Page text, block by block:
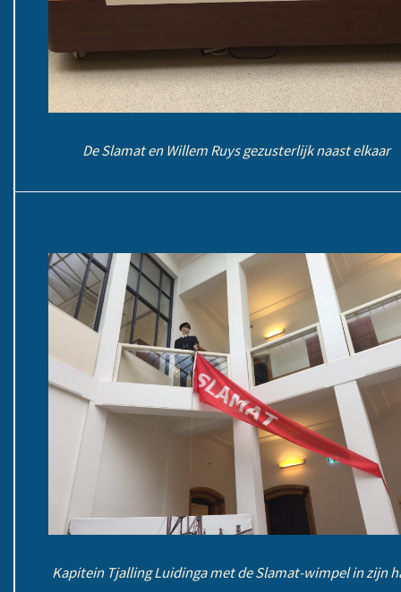
De Slamat en Willem Ruys gezusterlijk naast elkaar
Kapitein Tjalling Luidinga met de Slamat-wimpel in zijn